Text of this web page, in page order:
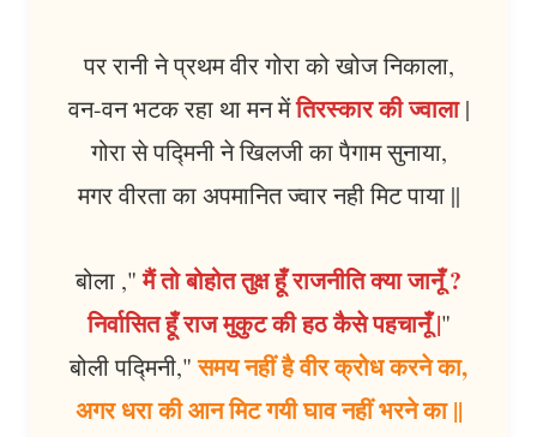
पर रानी ने प्रथम वीर गोरा को खोज निकाला,
वन-वन भटक रहा था मन मेंतिरस्कार की ज्वाला|
गोरा से पद्मिनी ने खिलजी का पैगाम सुनाया,
मगर वीरता का अपमानित ज्वार नही मिट पाया ||
बोला ,"मैं तो बोहोत तुक्ष हूँ राजनीति क्या जानूँ ?
निर्वासित हूँ राज मुकुट की हठ कैसे पहचानूँ |"
बोली पद्मिनी,"समय नहीं है वीर क्रोध करने का,
अगर धरा की आन मिट गयी घाव नहीं भरने का ||